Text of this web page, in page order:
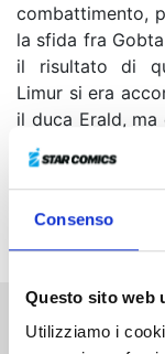
Consenso
Questo sito web
Utilizziamo i
combattimento,
la sfida fra
il risultato di
Limur si era
il duca Erald,
quest’ultimo
L’incontro si
la domanda